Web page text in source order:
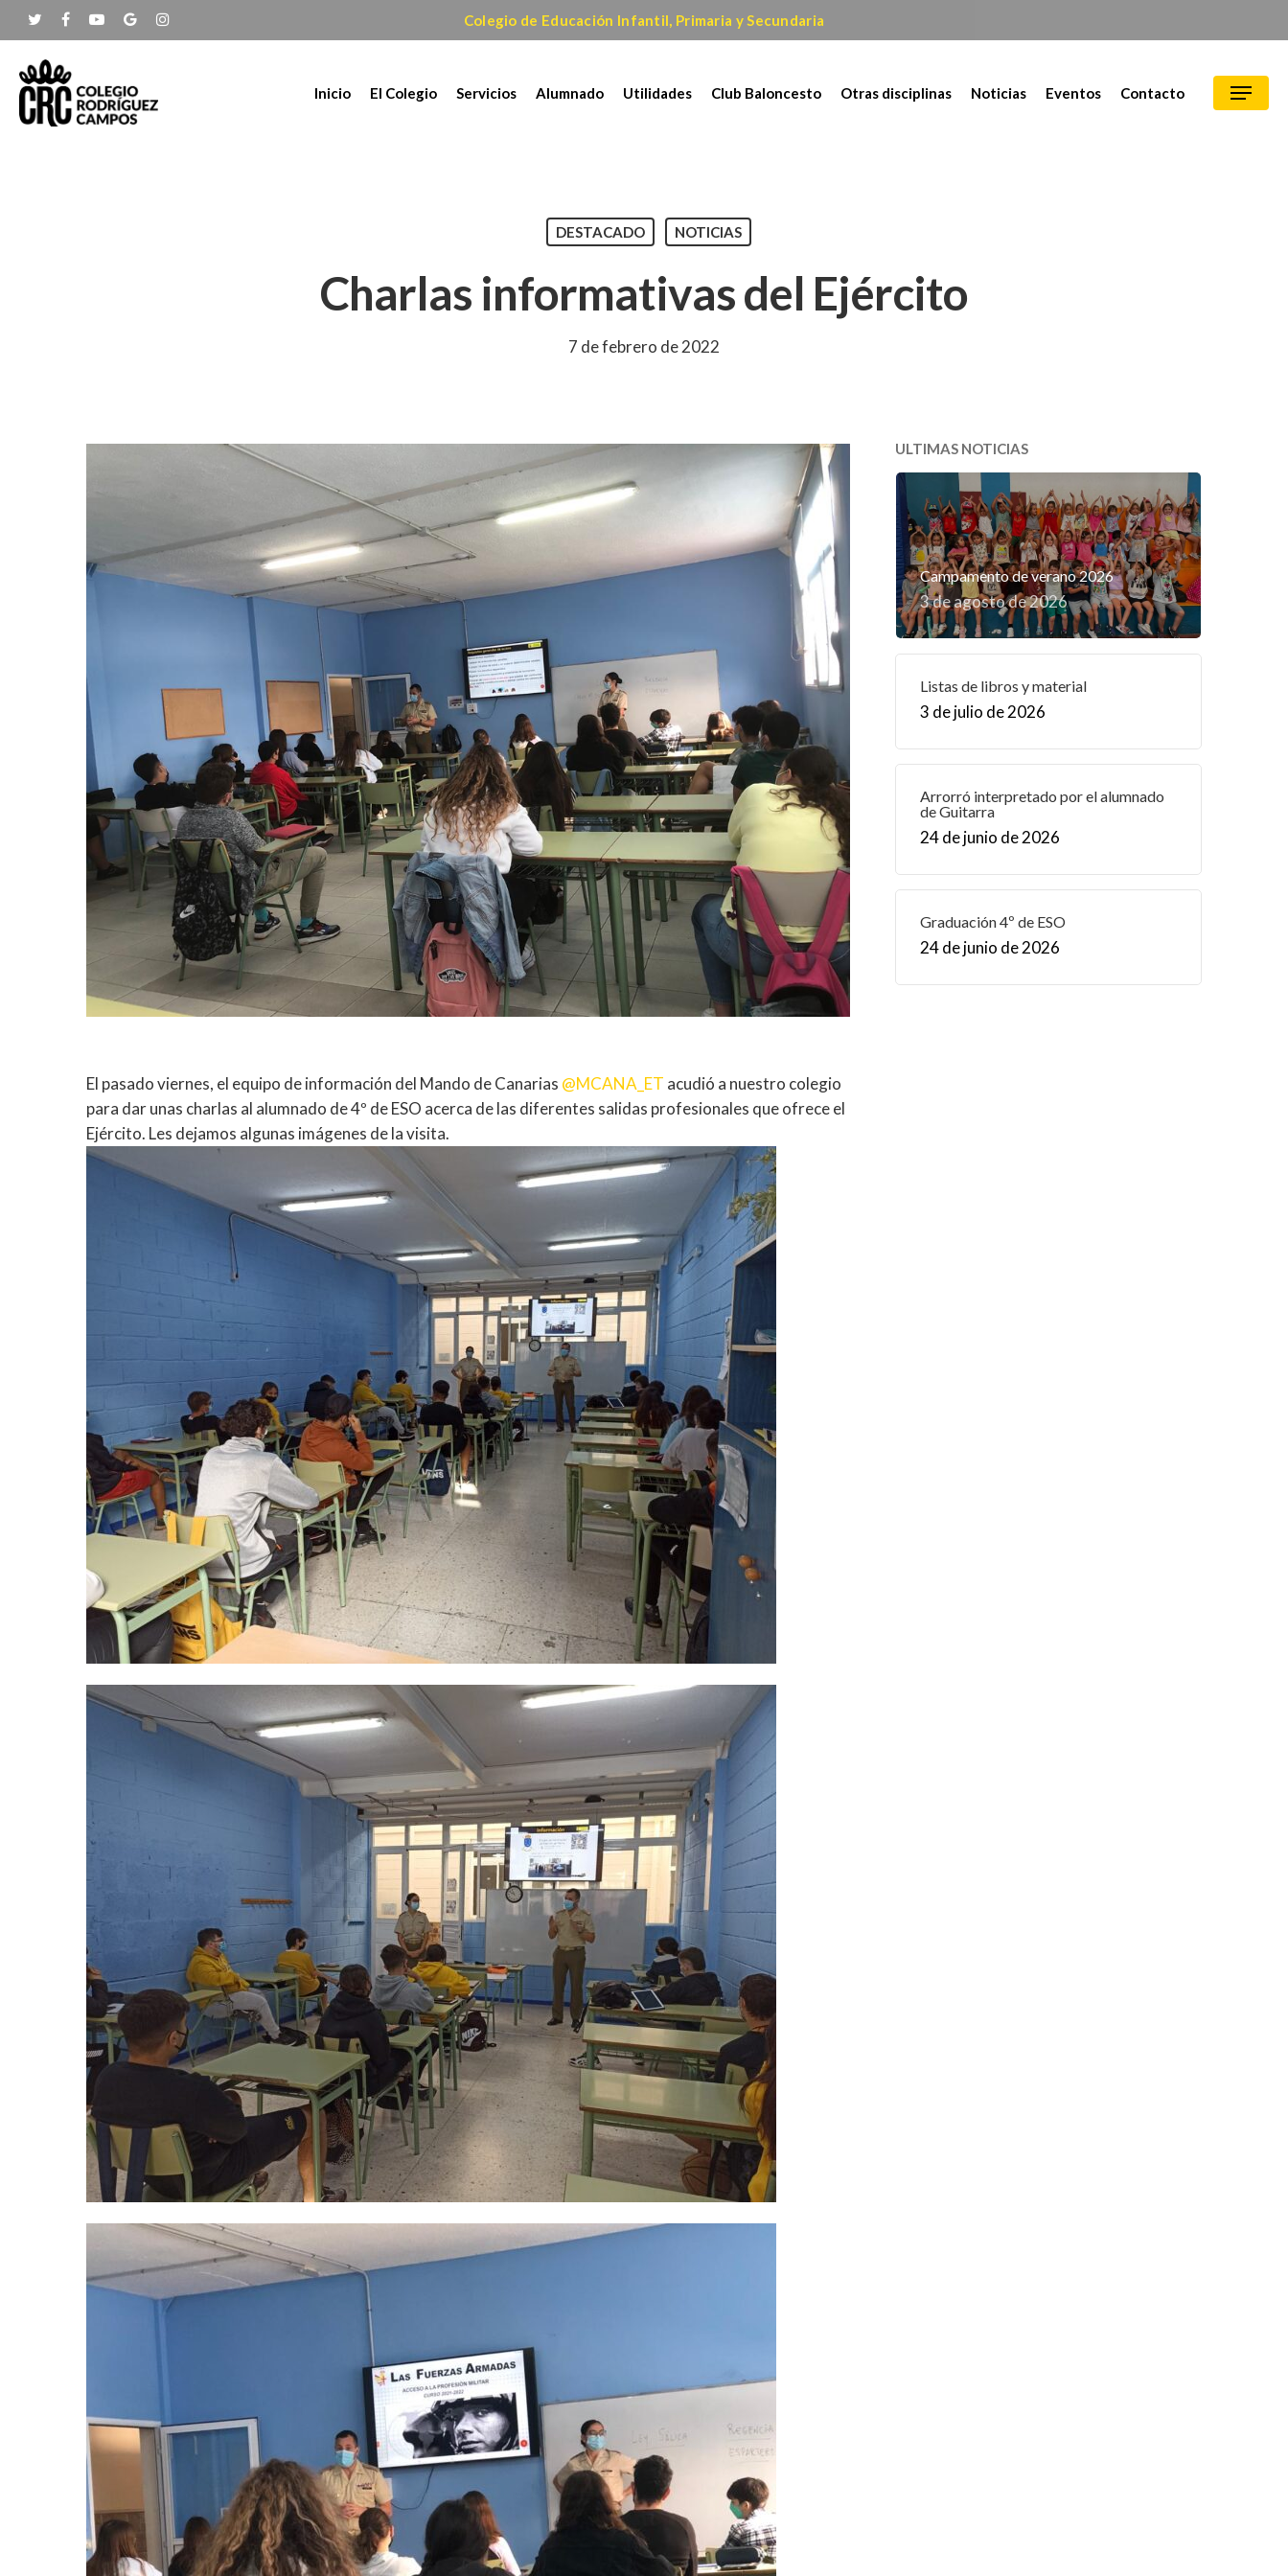
Colegio de Educación Infantil, Primaria y Secundaria
Inicio El Colegio Servicios Alumnado Utilidades Club Baloncesto Otras disciplinas Noticias Eventos Contacto
DESTACADO NOTICIAS
Charlas informativas del Ejército
7 de febrero de 2022
El pasado viernes, el equipo de información del Mando de Canarias @MCANA_ET acudió a nuestro colegio
para dar unas charlas al alumnado de 4º de ESO acerca de las diferentes salidas profesionales que ofrece el
Ejército. Les dejamos algunas imágenes de la visita.
ULTIMAS NOTICIAS
Campamento de verano 2026
3 de agosto de 2026
Listas de libros y material
3 de julio de 2026
Arrorró interpretado por el alumnado
de Guitarra
24 de junio de 2026
Graduación 4º de ESO
24 de junio de 2026